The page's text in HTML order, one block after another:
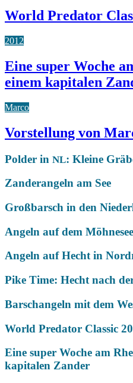
World Predator
2012
Eine super Woche
einem kapitalen
Marco
Vorstellung von
Polder in NL: Kleine
Zanderangeln am See
Großbarsch in den
Angeln auf dem
Angeln auf Hecht in
Pike Time: Hecht nach
Barschangeln mit dem
World Predator Classic
Eine super Woche am
kapitalen Zander